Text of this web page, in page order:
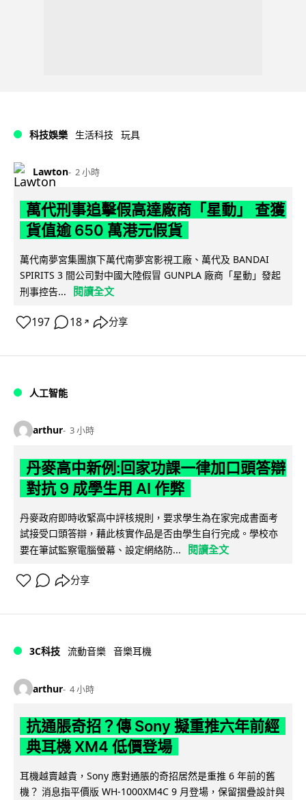
科技娛樂 生活科技 玩具
Lawton 2 小時
萬代刑事追擊假高達廠商「星動」 查獲
貨值逾 650 萬港元假貨
萬代南夢宮集團旗下萬代南夢宮影視工廠、萬代及 BANDAI
SPIRITS 3 間公司對中國大陸假冒 GUNPLA 廠商「星動」發起
刑事控告...
閱讀全文
197 18 ↗ 分享
人工智能
arthur 3 小時
丹麥高中新例:回家功課一律加口頭答辯
對抗 9 成學生用 AI 作弊
丹麥政府即時收緊高中評核規則，要求學生為在家完成書面考
試接受口頭答辯，藉此核實作品是否由學生自行完成。學校亦
要在筆試監察電腦螢幕、設定網絡防...
閱讀全文
分享
3C科技 流動音樂 音樂耳機
arthur 4 小時
抗通脹奇招？傳 Sony 擬重推六年前經
典耳機 XM4 低價登場
耳機越賣越貴，Sony 應對通脹的奇招居然是重推 6 年前的舊
機？ 消息指平價版 WH-1000XM4C 9 月登場，保留摺疊設計與